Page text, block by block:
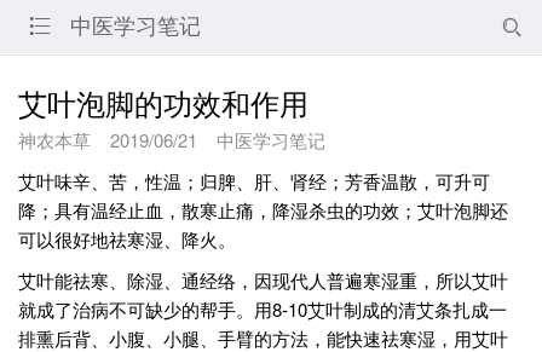
 中医学习笔记 
艾叶泡脚的功效和作用
神农本草 2019/06/21
中医学习笔记
艾叶味辛、苦，性温；归脾、肝、肾经；芳香温散，可升可
降；具有温经止血，散寒止痛，降湿杀虫的功效；艾叶泡脚还
可以很好地祛寒湿、降火。
艾叶能祛寒、除湿、通经络，因现代人普遍寒湿重，所以艾叶
就成了治病不可缺少的帮手。用8-10艾叶制成的清艾条扎成一
排熏后背、小腹、小腿、手臂的方法，能快速祛寒湿，用艾叶